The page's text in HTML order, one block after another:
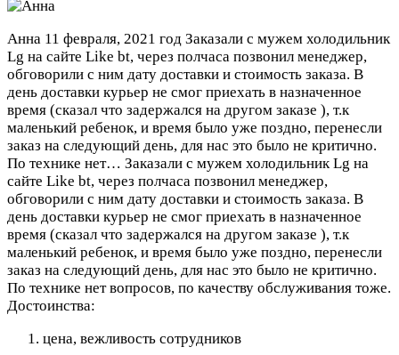
Анна 11 февраля, 2021 год Заказали с мужем холодильник
Lg на сайте Like bt, через полчаса позвонил менеджер,
обговорили с ним дату доставки и стоимость заказа. В
день доставки курьер не смог приехать в назначенное
время (сказал что задержался на другом заказе ), т.к
маленький ребенок, и время было уже поздно, перенесли
заказ на следующий день, для нас это было не критично.
По технике нет… Заказали с мужем холодильник Lg на
сайте Like bt, через полчаса позвонил менеджер,
обговорили с ним дату доставки и стоимость заказа. В
день доставки курьер не смог приехать в назначенное
время (сказал что задержался на другом заказе ), т.к
маленький ребенок, и время было уже поздно, перенесли
заказ на следующий день, для нас это было не критично.
По технике нет вопросов, по качеству обслуживания тоже.
Достоинства:
цена, вежливость сотрудников